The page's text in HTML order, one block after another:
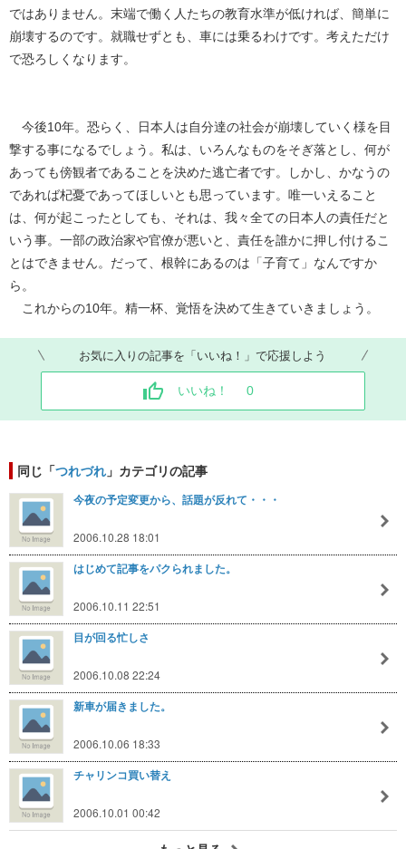
ではありません。末端で働く人たちの教育水準が低ければ、簡単に
崩壊するのです。就職せずとも、車には乗るわけです。考えただけ
で恐ろしくなります。
今後10年。恐らく、日本人は自分達の社会が崩壊していく様を目
撃する事になるでしょう。私は、いろんなものをそぎ落とし、何が
あっても傍観者であることを決めた逃亡者です。しかし、かなうの
であれば杞憂であってほしいとも思っています。唯一いえること
は、何が起こったとしても、それは、我々全ての日本人の責任だと
いう事。一部の政治家や官僚が悪いと、責任を誰かに押し付けるこ
とはできません。だって、根幹にあるのは「子育て」なんですか
ら。
これからの10年。精一杯、覚悟を決めて生きていきましょう。
お気に入りの記事を「いいね！」で応援しよう
いいね！ 0
同じ「つれづれ 」カテゴリの記事
今夜の予定変更から、話題が反れて・・・
2006.10.28 18:01
はじめて記事をパクられました。
2006.10.11 22:51
目が回る忙しさ
2006.10.08 22:24
新車が届きました。
2006.10.06 18:33
チャリンコ買い替え
2006.10.01 00:42